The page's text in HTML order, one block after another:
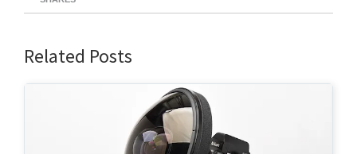
Related Posts